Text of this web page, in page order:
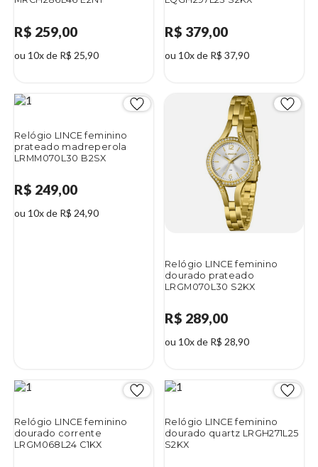
R$ 259,00
ou 10x de R$ 25,90
R$ 379,00
ou 10x de R$ 37,90
Relógio LINCE feminino
prateado madreperola
LRMM070L30 B2SX
R$ 249,00
ou 10x de R$ 24,90
Relógio LINCE feminino
dourado prateado
LRGM070L30 S2KX
R$ 289,00
ou 10x de R$ 28,90
Relógio LINCE feminino
dourado corrente
LRGM068L24 C1KX
Relógio LINCE feminino
dourado quartz LRGH271L25
S2KX